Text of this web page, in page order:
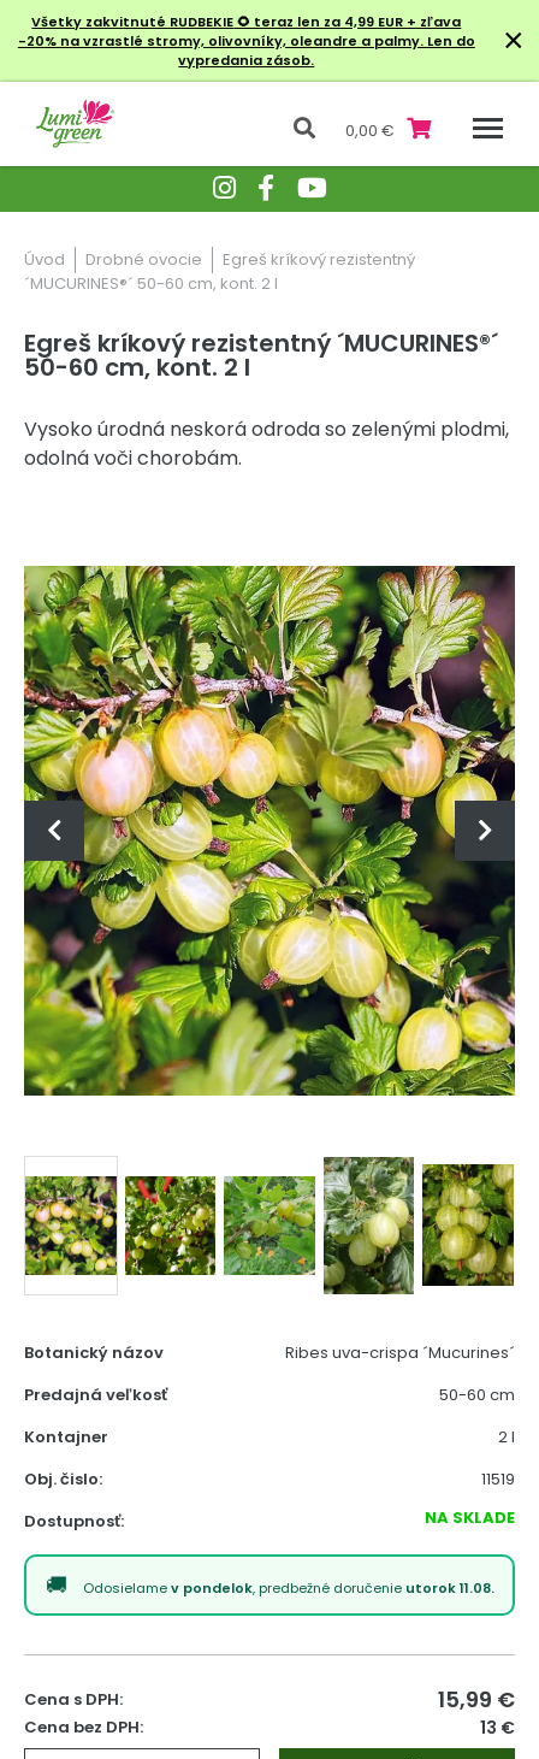
Všetky zakvitnuté RUDBEKIE🌻 teraz len za 4,99 EUR + zľava
-20% na vzrastlé stromy, olivovníky, oleandre a palmy. Len do
vypredania zásob.
×
0,00 €
Úvod Drobné ovocie
Egreš kríkový rezistentný
´MUCURINES®´ 50-60 cm, kont. 2 l
Egreš kríkový rezistentný ´MUCURINES®´
50-60 cm, kont. 2 l
Vysoko úrodná neskorá odroda so zelenými plodmi,
odolná voči chorobám.
Botanický názov
Ribes uva-crispa ´Mucurines´
Predajná veľkosť
50-60 cm
Kontajner
2 l
Obj. čislo:
11519
Dostupnosť:
NA SKLADE
Odosielamev pondelok, predbežné doručenie utorok 11.08.
Cena s DPH: 15,99 €
Cena bez DPH: 13 €